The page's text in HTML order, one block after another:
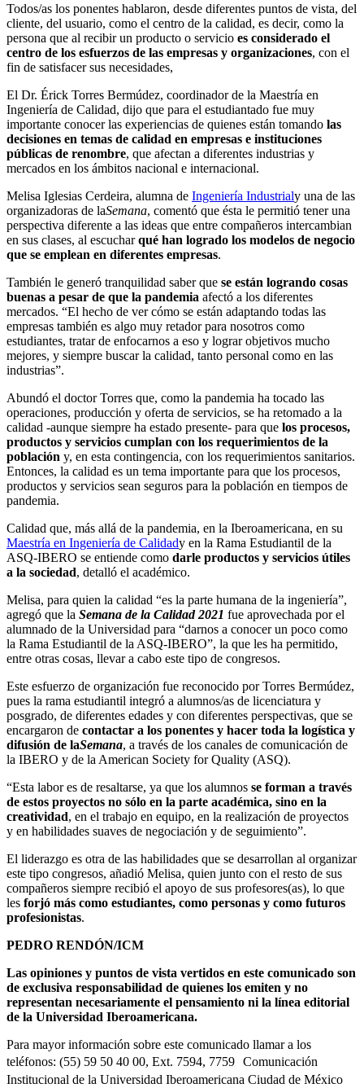
Todos/as los ponentes hablaron, desde diferentes puntos de vista, del
cliente, del usuario, como el centro de la calidad, es decir, como la
persona que al recibir un producto o servicio es considerado el
centro de los esfuerzos de las empresas y organizaciones, con el
fin de satisfacer sus necesidades,
El Dr. Érick Torres Bermúdez, coordinador de la Maestría en
Ingeniería de Calidad, dijo que para el estudiantado fue muy
importante conocer las experiencias de quienes están tomando las
decisiones en temas de calidad en empresas e instituciones
públicas de renombre, que afectan a diferentes industrias y
mercados en los ámbitos nacional e internacional.
Melisa Iglesias Cerdeira, alumna de Ingeniería Industrialy una de las
organizadoras de laSemana, comentó que ésta le permitió tener una
perspectiva diferente a las ideas que entre compañeros intercambian
en sus clases, al escucharqué han logrado los modelos de negocio
que se emplean en diferentes empresas.
También le generó tranquilidad saber que se están logrando cosas
buenas a pesar de que la pandemia afectó a los diferentes
mercados. “El hecho de ver cómo se están adaptando todas las
empresas también es algo muy retador para nosotros como
estudiantes, tratar de enfocarnos a eso y lograr objetivos mucho
mejores, y siempre buscar la calidad, tanto personal como en las
industrias”.
Abundó el doctor Torres que, como la pandemia ha tocado las
operaciones, producción y oferta de servicios, se ha retomado a la
calidad -aunque siempre ha estado presente- para que los procesos,
productos y servicios cumplan con los requerimientos de la
población y, en esta contingencia, con los requerimientos sanitarios.
Entonces, la calidad es un tema importante para que los procesos,
productos y servicios sean seguros para la población en tiempos de
pandemia.
Calidad que, más allá de la pandemia, en la Iberoamericana, en su
Maestría en Ingeniería de Calidady en la Rama Estudiantil de la
ASQ-IBERO se entiende como darle productos y servicios útiles
a la sociedad, detalló el académico.
Melisa, para quien la calidad “es la parte humana de la ingeniería”,
agregó que la Semana de la Calidad 2021 fue aprovechada por el
alumnado de la Universidad para “darnos a conocer un poco como
la Rama Estudiantil de la ASQ-IBERO”, la que les ha permitido,
entre otras cosas, llevar a cabo este tipo de congresos.
Este esfuerzo de organización fue reconocido por Torres Bermúdez,
pues la rama estudiantil integró a alumnos/as de licenciatura y
posgrado, de diferentes edades y con diferentes perspectivas, que se
encargaron de contactar a los ponentes y hacer toda la logística y
difusión de laSemana, a través de los canales de comunicación de
la IBERO y de la American Society for Quality (ASQ).
“Esta labor es de resaltarse, ya que los alumnos se forman a través
de estos proyectos no sólo en la parte académica, sino en la
creatividad, en el trabajo en equipo, en la realización de proyectos
y en habilidades suaves de negociación y de seguimiento”.
El liderazgo es otra de las habilidades que se desarrollan al organizar
este tipo congresos, añadió Melisa, quien junto con el resto de sus
compañeros siempre recibió el apoyo de sus profesores(as), lo que
les forjó más como estudiantes, como personas y como futuros
profesionistas.
PEDRO RENDÓN/ICM
Las opiniones y puntos de vista vertidos en este comunicado son
de exclusiva responsabilidad de quienes los emiten y no
representan necesariamente el pensamiento ni la línea editorial
de la Universidad Iberoamericana.
Para mayor información sobre este comunicado llamar a los
teléfonos: (55) 59 50 40 00, Ext. 7594, 7759 Comunicación
Institucional de la Universidad Iberoamericana Ciudad de México